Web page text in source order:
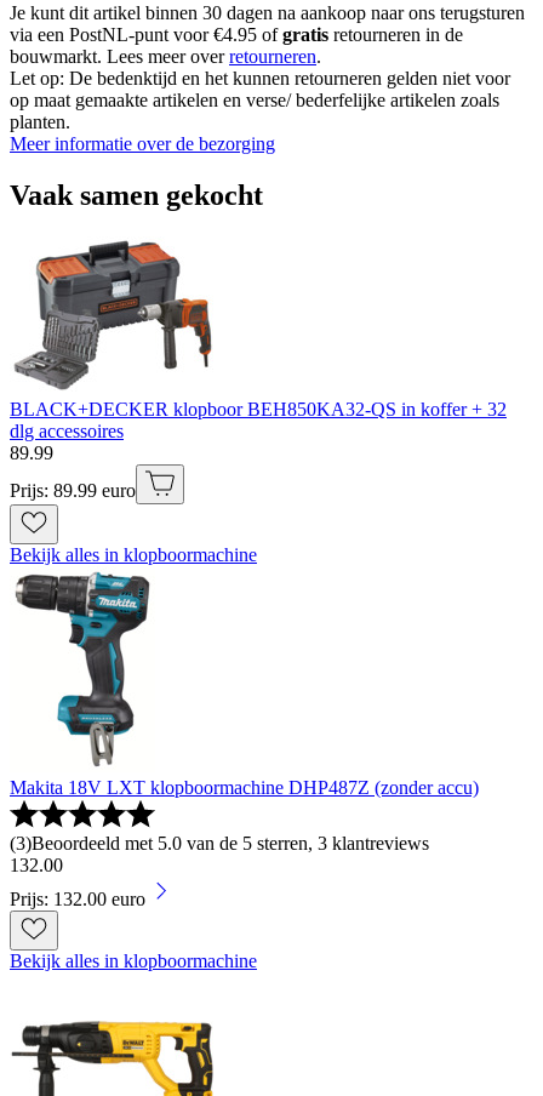
Je kunt dit artikel binnen 30 dagen na aankoop naar ons terugsturen
via een PostNL-punt voor €4.95 ofgratis retourneren in de
bouwmarkt. Lees meer overretourneren.
Let op: De bedenktijd en het kunnen retourneren gelden niet voor
op maat gemaakte artikelen en verse/ bederfelijke artikelen zoals
planten.
Meer informatie over de bezorging
Vaak samen gekocht
BLACK+DECKER klopboor BEH850KA32-QS in koffer + 32
dlg accessoires
89.99
Prijs: 89.99 euro
Bekijk alles in klopboormachine
Makita 18V LXT klopboormachine DHP487Z (zonder accu)
(3)Beoordeeld met 5.0 van de 5 sterren, 3 klantreviews
132.00
Prijs: 132.00 euro
Bekijk alles in klopboormachine